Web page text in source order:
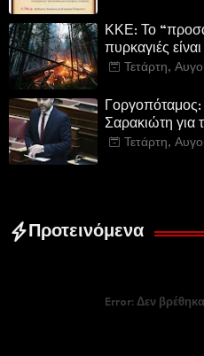
ΚΚΕ: Το
πυρκαγιές
µέσα και
Τετάρτη,
Σαρακιώτη για
εμβληματικού
Τετάρτη,
Προτεινόμενα
Error:Δεν